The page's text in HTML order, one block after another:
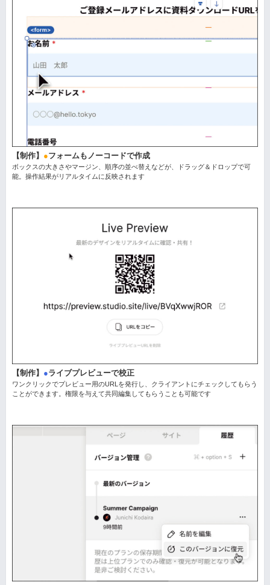
【制作】 ●フォームもノーコードで作成
ボックスの大きさやマージン、順序の並べ替えなどが、ドラッグ＆ドロップで可
能。操作結果がリアルタイムに反映されます
【制作】 ●ライブプレビューで校正
ワンクリックでプレビュー用のURLを発行し、クライアントにチェックしてもらう
ことができます。権限を与えて共同編集してもらうことも可能です